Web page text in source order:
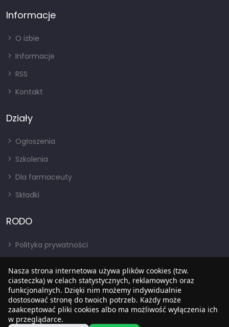
Informacje
O izbie
Informacje
RSS
Kontakt
Działy
Ogłoszenia
Szkolenia
Dla farmaceuty
Składki
RODO
Polityka prywatności
RODO
BIP
Nasza strona internetowa używa plików cookies (tzw.
ciasteczka) w celach statystycznych, reklamowych oraz
funkcjonalnych. Dzięki nim możemy indywidualnie
dostosować stronę do twoich potrzeb. Każdy może
zaakceptować pliki cookies albo ma możliwość wyłączenia ich
w przeglądarce.